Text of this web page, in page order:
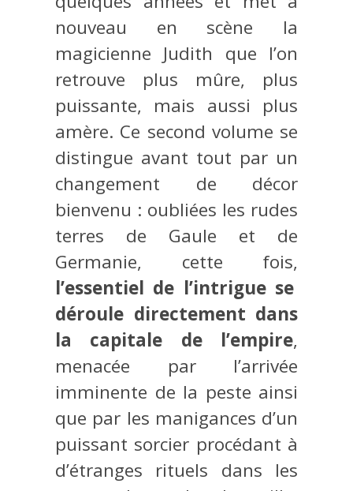
nouveau en scène la
magicienne Judith que l’on
retrouve plus mûre, plus
puissante, mais aussi plus
amère. Ce second volume se
distingue avant tout par un
changement de décor
bienvenu : oubliées les rudes
terres de Gaule et de
Germanie, cette fois,
l’essentiel de l’intrigue se
déroule directement dans
la capitale de l’empire,
menacée par l’arrivée
imminente de la peste ainsi
que par les manigances d’un
puissant sorcier procédant à
d’étranges rituels dans les